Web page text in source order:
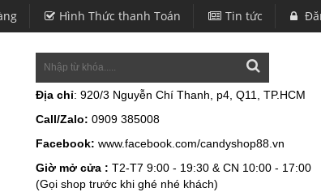
Hình Thức thanh Toán Tin tức
Địa chỉ: 920/3 Nguyễn Chí Thanh, p4, Q11, TP.HCM
Call/Zalo: 0909 385008
Facebook: www.facebook.com/candyshop88.vn
Giờ mở cửa : T2-T7 9:00 - 19:30 & CN 10:00 - 17:00
(Gọi shop trước khi ghé nhé khách)